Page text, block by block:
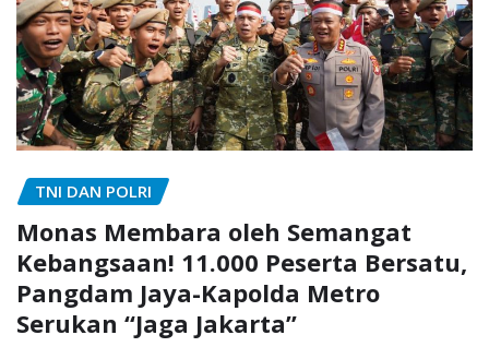
TNI DAN POLRI
Monas Membara oleh Semangat
Kebangsaan! 11.000 Peserta Bersatu,
Pangdam Jaya-Kapolda Metro
Serukan “Jaga Jakarta”